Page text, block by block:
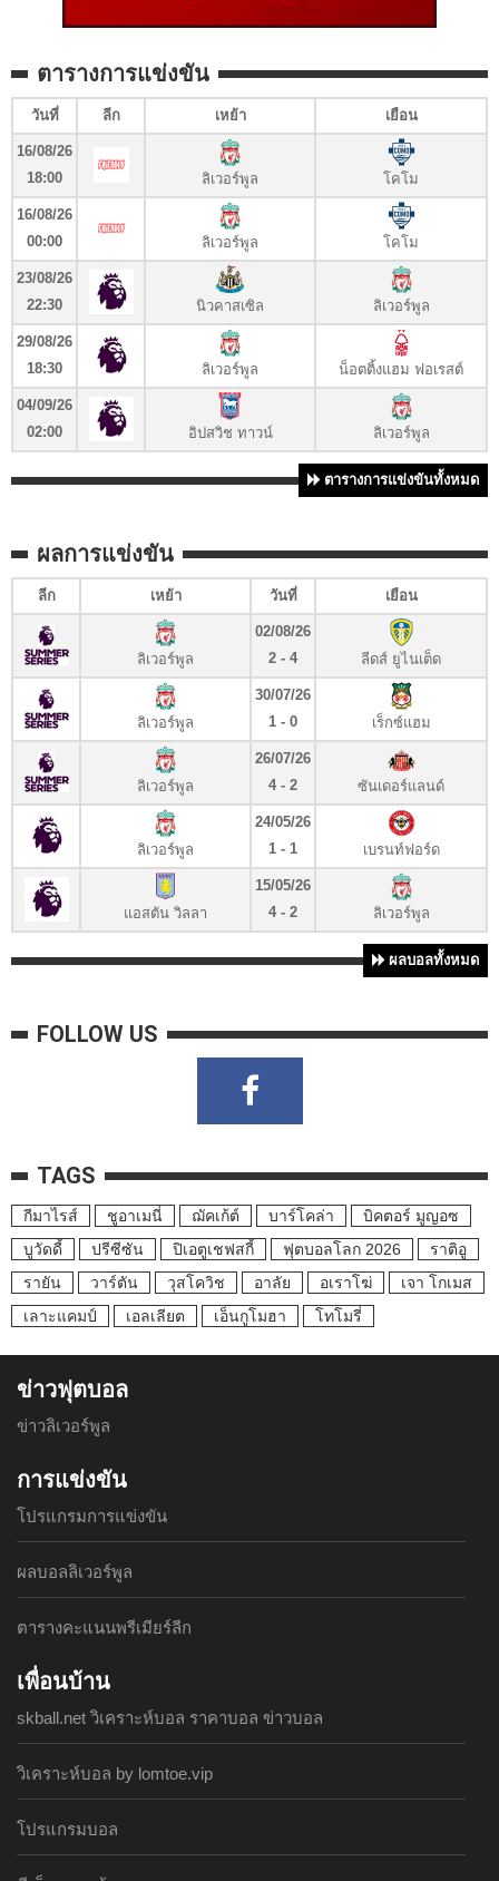
ตารางการแข่งขัน
วันที่ ลีก เหย้า เยือน
16/08/26
18:00
ลิเวอร์พูล โคโม
16/08/26
00:00
ลิเวอร์พูล โคโม
23/08/26
22:30
นิวคาสเซิล ลิเวอร์พูล
29/08/26
18:30
ลิเวอร์พูล น็อตติ้งแฮม ฟอเรสต์
04/09/26
02:00
อิปสวิช ทาวน์ ลิเวอร์พูล
ตารางการแข่งขันทั้งหมด
ผลการแข่งขัน
ลีก เหย้า วันที่ เยือน
ลิเวอร์พูล
02/08/26
2 - 4
ลีดส์ ยูไนเต็ด
ลิเวอร์พูล
30/07/26
1 - 0
เร็กซ์แฮม
ลิเวอร์พูล
26/07/26
4 - 2
ซันเดอร์แลนด์
ลิเวอร์พูล
24/05/26
1 - 1
เบรนท์ฟอร์ด
แอสตัน วิลลา
15/05/26
4 - 2
ลิเวอร์พูล
ผลบอลทั้งหมด
FOLLOW US
TAGS
กีมาไรส์ ชูอาเมนี่ ฌัคเก้ต์ บาร์โคล่า
บิคตอร์ มูญอซ
บูวัดดี้
ปรีซีซัน ปิเอตูเชฟสกี้ ฟุตบอลโลก 2026
ราติอู
รายัน
วาร์ตัน วุสโควิช อาลัย อเราโฆ่
เจา โกเมส
เลาะแคมป์
เอลเลียต เอ็นกูโมฮา โทโมรี่
ข่าวฟุตบอล
ข่าวลิเวอร์พูล
การแข่งขัน
โปรแกรมการแข่งขัน
ผลบอลลิเวอร์พูล
ตารางคะแนนพรีเมียร์ลีก
เพื่อนบ้าน
skball.net วิเคราะห์บอล ราคาบอล ข่าวบอล
วิเคราะห์บอล by lomtoe.vip
โปรแกรมบอล